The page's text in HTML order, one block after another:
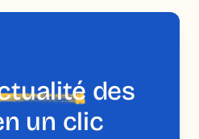
des
un clic